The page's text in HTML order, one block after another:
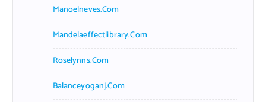
Manoelneves.com
Mandelaeffectlibrary.com
Roselynns.com
Balanceyoganj.com